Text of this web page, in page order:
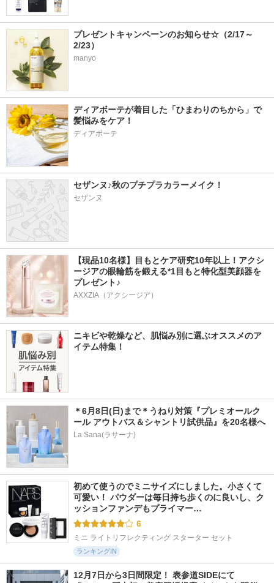
プレゼントキャンペーンのお知らせ☆（2/17～
2/23）
manyo
ディアボーテが着目した「ひまわりのちから」で
髪悩みをケア！
ディアボーテ
セザンヌ♪秋のプチプラカラーメイク！
セザンヌ
【現品10名様】目もとケア研究10年以上！アクシ
ージアの眼輪筋を鍛える*1目もと特化型美顔器を
プレゼント♪
AXXZIA（アクシージア）
ニキビや乾燥など、肌悩み別に選ぶオススメのア
イテム特集！
＊6月8日(日)まで＊うねり対策『プレミオールク
ール アウトバス＆シャントリ試供品』を20名様へ
La Sana(ラサーナ)
初めて使うのでミニサイズにしました。小さくて
可愛い！ パウダーは毎日持ち歩くのに良いし、ク
ッションファンデもプライマー…
6
ミニ ライトリフレクティング スターター セット
ランキングIN
12月7日から3日間限定！ 表参道SIDEにて